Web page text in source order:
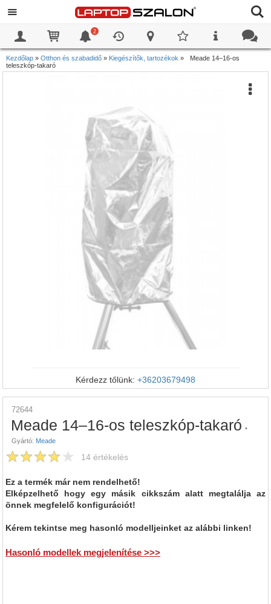
2
Kezdőlap » Otthon és szabadidő » Kiegészítők, tartozékok »
Meade 14–16-os
teleszkóp-takaró
Kérdezz tőlünk: +36203679498
72644
Meade 14–16-os teleszkóp-takaró •
Gyártó: Meade
14 értékelés
Ez a termék már nem rendelhető!
Elképzelhető hogy egy másik cikkszám alatt megtalálja az
önnek megfelelő konfigurációt!
Kérem tekintse meg hasonló modelljeinket az alábbi linken!
Hasonló modellek megjelenítése >>>
0
0